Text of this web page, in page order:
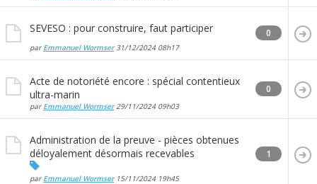
SEVESO : pour construire, faut participer
par Emmanuel Wormser31/12/2024 08h17
0
Acte de notoriété encore : spécial contentieux
ultra-marin
par Emmanuel Wormser29/11/2024 09h03
0
Administration de la preuve - pièces obtenues
déloyalement désormais recevables
par Emmanuel Wormser15/11/2024 19h45
1